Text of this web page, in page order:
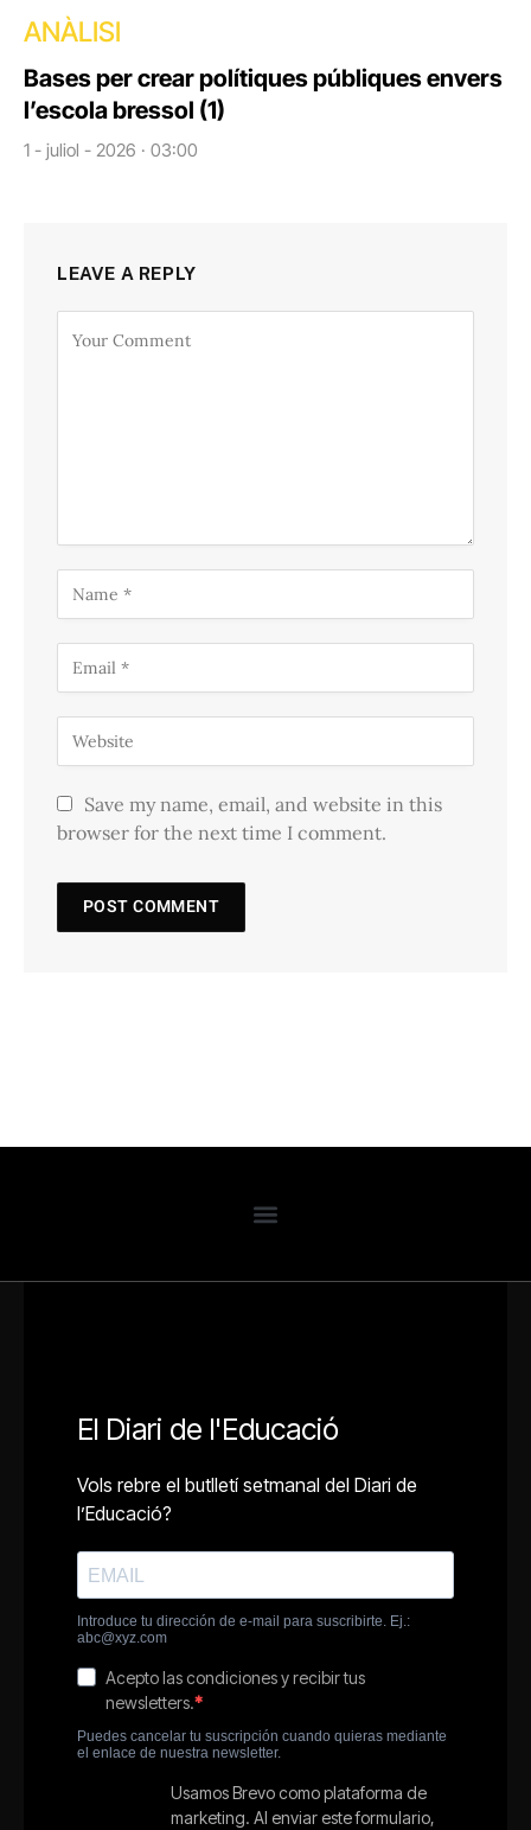
ANÀLISI
Bases per crear polítiques públiques envers
l’escola bressol (1)
1 - juliol - 2026 · 03:00
LEAVE A REPLY
Save my name, email, and website in this
browser for the next time I comment.